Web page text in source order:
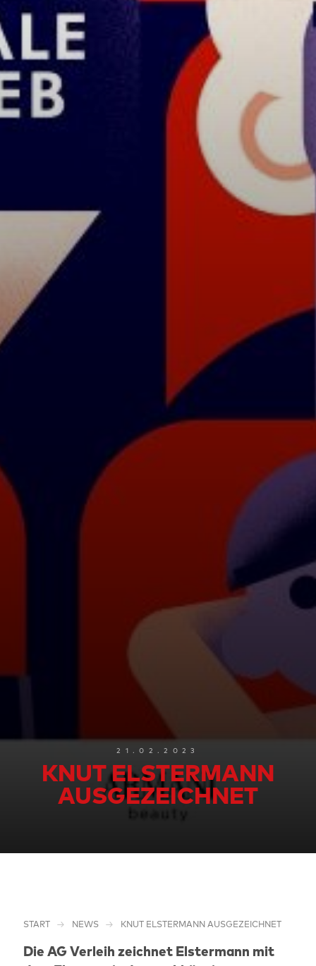
21.02.2023
KNUT ELSTERMANN
AUSGEZEICHNET
START NEWS KNUT ELSTERMANN AUSGEZEICHNET
Die AG Verleih zeichnet Elstermann mit